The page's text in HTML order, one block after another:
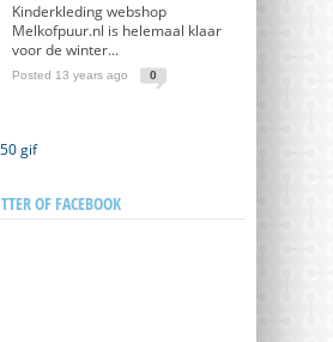
Kinderkleding webshop
Melkofpuur.nl is helemaal klaar
voor de winter...
Posted 13 years ago 0
OF FACEBOOK